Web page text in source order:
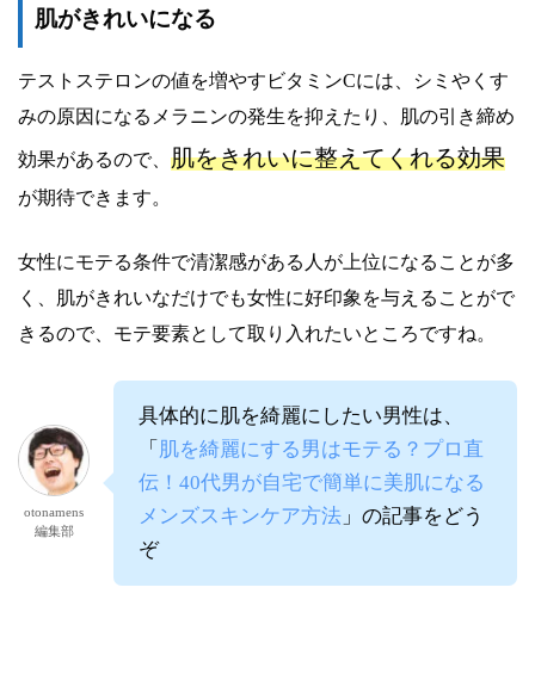
肌がきれいになる
テストステロンの値を増やすビタミンCには、シミやくす
みの原因になるメラニンの発生を抑えたり、肌の引き締め
効果があるので、 肌をきれいに整えてくれる効果
が期待できます。
女性にモテる条件で清潔感がある人が上位になることが多
く、肌がきれいなだけでも女性に好印象を与えることがで
きるので、モテ要素として取り入れたいところですね。
otonamens
編集部
具体的に肌を綺麗にしたい男性は、
「 肌を綺麗にする男はモテる？プロ直
伝！40代男が自宅で簡単に美肌になる
メンズスキンケア方法 」の記事をどう
ぞ